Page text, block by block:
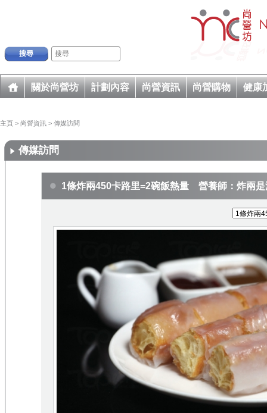
搜尋
關於尚營坊 計劃內容 尚營資訊 尚營購物 健康
主頁 > 尚營資訊 > 傳媒訪問
傳媒訪問
1條炸兩450卡路里=2碗飯熱量 營養師：炸兩是